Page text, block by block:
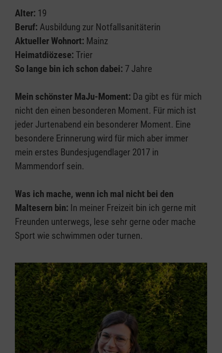
Alter: 19
Beruf: Ausbildung zur Notfallsanitäterin
Aktueller Wohnort: Mainz
Heimatdiözese: Trier
So lange bin ich schon dabei: 7 Jahre
Mein schönster MaJu-Moment: Da gibt es für mich
nicht den einen besonderen Moment. Für mich ist
jeder Jurtenabend ein besonderer Moment. Eine
besondere Erinnerung wird für mich aber immer
mein erstes Bundesjugendlager 2017 in
Mammendorf sein.
Was ich mache, wenn ich mal nicht bei den
Maltesern bin: In meiner Freizeit bin ich gerne mit
Freunden unterwegs, lese sehr gerne oder mache
Sport wie schwimmen oder turnen.